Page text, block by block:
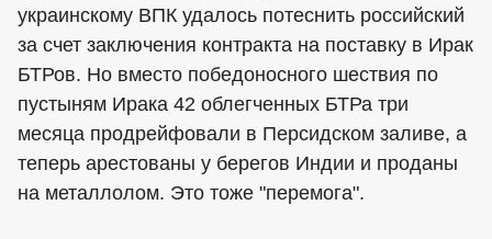
украинскому ВПК удалось потеснить российский
за счет заключения контракта на поставку в Ирак
БТРов. Но вместо победоносного шествия по
пустыням Ирака 42 облегченных БТРа три
месяца продрейфовали в Персидском заливе, а
теперь арестованы у берегов Индии и проданы
на металлолом. Это тоже "перемога".